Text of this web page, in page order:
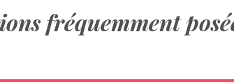
fréquemment